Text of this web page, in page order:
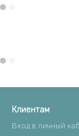
Клиентам
Вход в личный